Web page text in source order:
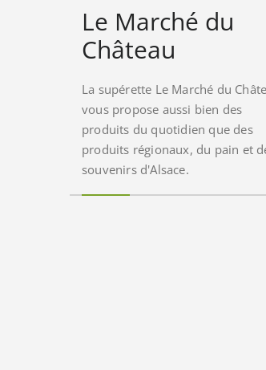
Le Marché du
Château
La supérette Le Marché du
vous propose aussi bien des
produits du quotidien que des
produits régionaux, du pain et
souvenirs d'Alsace.